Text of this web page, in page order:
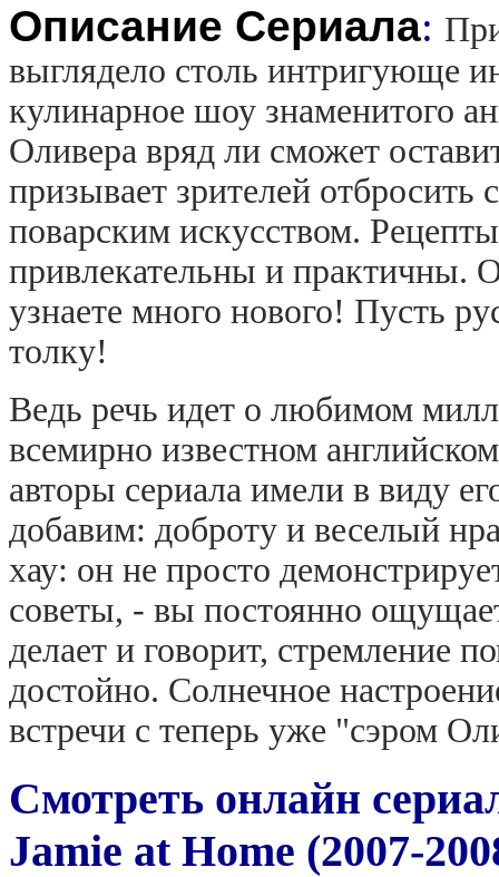
Описание Сериала:
выглядело столь интригующе
кулинарное шоу знаменитого
Оливера вряд ли сможет
призывает зрителей отбросить
поварским искусством.
привлекательны и практичны.
узнаете много нового! Пусть
толку!
Ведь речь идет о любимом
всемирно известном
авторы сериала имели в виду
добавим: доброту и веселый
хау: он не просто
советы, - вы постоянно
делает и говорит, стремление
достойно. Солнечное
встречи с теперь уже "сэром
Смотреть онлайн
Jamie at Home (2007-